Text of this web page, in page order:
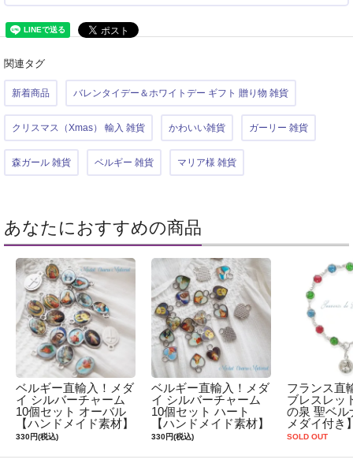
関連タグ
新着商品 バレンタイデー＆ホワイトデー ギフト 贈り物 雑貨
クリスマス（Xmas） 輸入 雑貨 かわいい雑貨 ガーリー 雑貨
森ガール 雑貨 ベルギー 雑貨 マリア様 雑貨
あなたにおすすめの商品
ベルギー直輸入！メダ
イ シルバーチャーム
10個セット オーバル
【ハンドメイド素材】
330円(税込)
ベルギー直輸入！メダ
イ シルバーチャーム
10個セット ハート
【ハンドメイド素材】
330円(税込)
フランス直
ブレスレッ
の泉 聖ベル
メダイ付き
SOLD OUT